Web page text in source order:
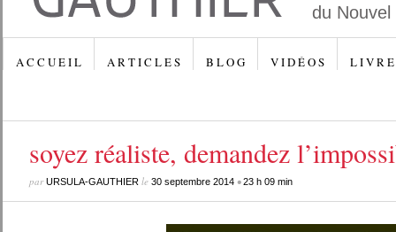
du
A C C U E I L A R T I C L E S B L O G V I D É O S L I V R E
soyez réaliste, demandez
parURSULA-GAUTHIERle 30 septembre 2014•23 h 09 min